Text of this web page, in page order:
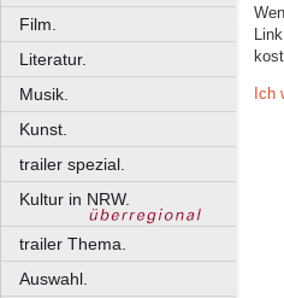
Film.
Literatur.
Musik.
Kunst.
trailer spezial.
Kultur in NRW.
trailer Thema.
Auswahl.
Ich